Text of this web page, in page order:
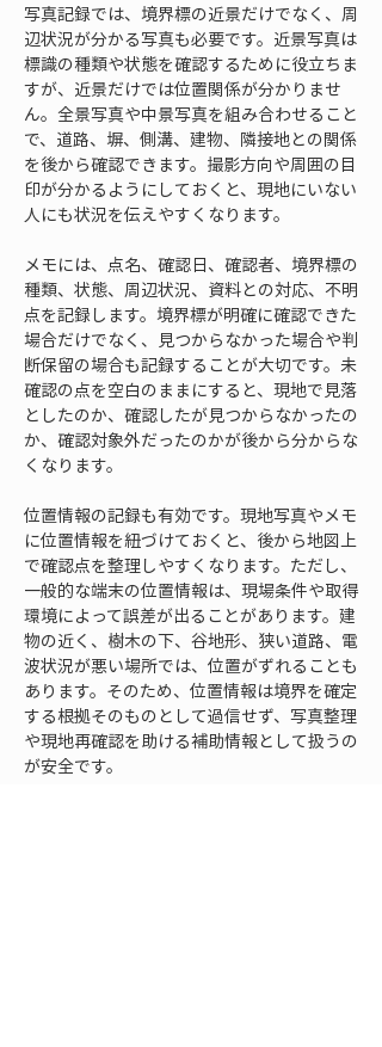
写真記録では、境界標の近景だけでなく、周
辺状況が分かる写真も必要です。近景写真は
標識の種類や状態を確認するために役立ちま
すが、近景だけでは位置関係が分かりませ
ん。全景写真や中景写真を組み合わせること
で、道路、塀、側溝、建物、隣接地との関係
を後から確認できます。撮影方向や周囲の目
印が分かるようにしておくと、現地にいない
人にも状況を伝えやすくなります。
メモには、点名、確認日、確認者、境界標の
種類、状態、周辺状況、資料との対応、不明
点を記録します。境界標が明確に確認できた
場合だけでなく、見つからなかった場合や判
断保留の場合も記録することが大切です。未
確認の点を空白のままにすると、現地で見落
としたのか、確認したが見つからなかったの
か、確認対象外だったのかが後から分からな
くなります。
位置情報の記録も有効です。現地写真やメモ
に位置情報を紐づけておくと、後から地図上
で確認点を整理しやすくなります。ただし、
一般的な端末の位置情報は、現場条件や取得
環境によって誤差が出ることがあります。建
物の近く、樹木の下、谷地形、狭い道路、電
波状況が悪い場所では、位置がずれることも
あります。そのため、位置情報は境界を確定
する根拠そのものとして過信せず、写真整理
や現地再確認を助ける補助情報として扱うの
が安全です。